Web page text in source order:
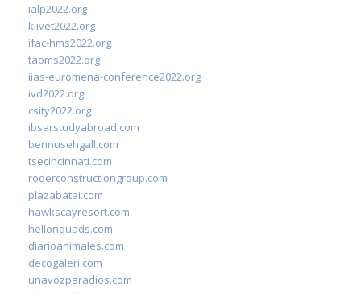
ialp2022.org
klivet2022.org
ifac-hms2022.org
taoms2022.org
iias-euromena-conference2022.org
ivd2022.org
csity2022.org
ibsarstudyabroad.com
bennusehgall.com
tsecincinnati.com
roderconstructiongroup.com
plazabatai.com
hawkscayresort.com
hellonquads.com
diarioanimales.com
decogaleri.com
unavozparadios.com